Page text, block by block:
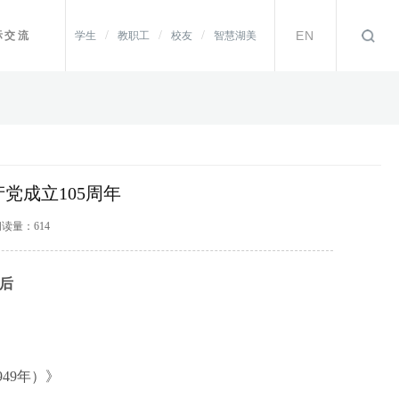
交流 学生 / 教职工 / 校友 / 智慧湖美 EN
成立105周年
量： 614
年）》